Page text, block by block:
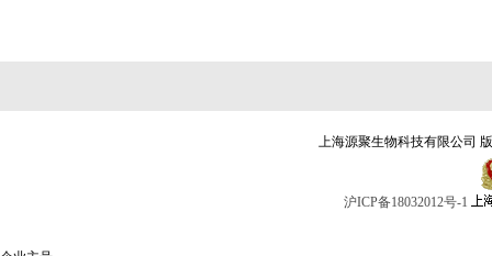
上海源聚生物科技有限公司
沪ICP备18032012号-1